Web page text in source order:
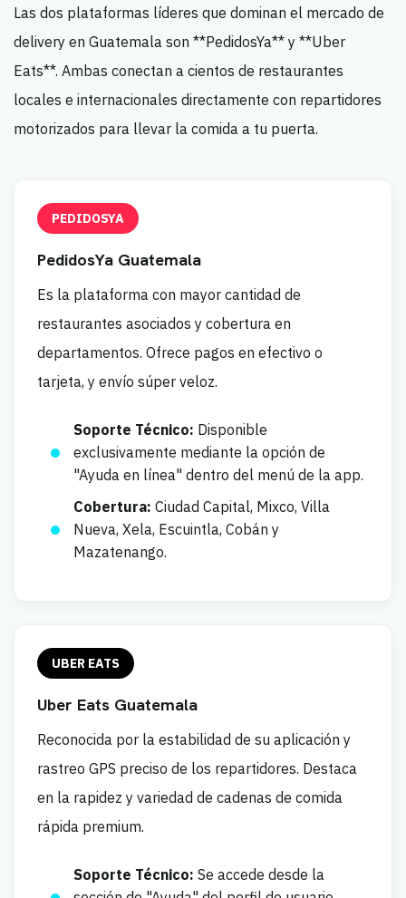
Las dos plataformas líderes que dominan el mercado de
delivery en Guatemala son **PedidosYa** y **Uber
Eats**. Ambas conectan a cientos de restaurantes
locales e internacionales directamente con repartidores
motorizados para llevar la comida a tu puerta.
PEDIDOSYA
PedidosYa Guatemala
Es la plataforma con mayor cantidad de
restaurantes asociados y cobertura en
departamentos. Ofrece pagos en efectivo o
tarjeta, y envío súper veloz.
Soporte Técnico: Disponible
exclusivamente mediante la opción de
"Ayuda en línea" dentro del menú de la app.
Cobertura: Ciudad Capital, Mixco, Villa
Nueva, Xela, Escuintla, Cobán y
Mazatenango.
UBER EATS
Uber Eats Guatemala
Reconocida por la estabilidad de su aplicación y
rastreo GPS preciso de los repartidores. Destaca
en la rapidez y variedad de cadenas de comida
rápida premium.
Soporte Técnico: Se accede desde la